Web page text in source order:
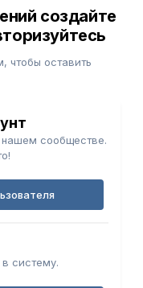
создайте
чтобы оставить
нашем сообществе.
систему.